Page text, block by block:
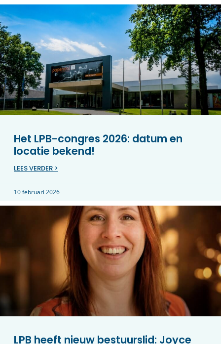
Het LPB-congres 2026: datum en
locatie bekend!
LEES VERDER >
10 februari 2026
LPB heeft nieuw bestuurslid: Joyce